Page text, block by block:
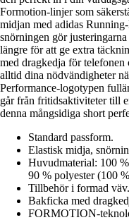
Formotion-linjer som
midjan med adidas
snörningen gör
längre för att ge extra
med dragkedja för
alltid dina nödvändigheter
Performance-logotypen
går från fritidsaktiviteter till
denna mångsidiga short
Standard passform.
Elastisk midja,
Huvudmaterial: 100
90 % polyester (100
Tillbehör i formad väv.
Bakficka med
FORMOTION-